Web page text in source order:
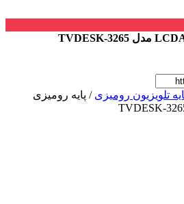
تلویزیون رومیزی / پایه رومیزی